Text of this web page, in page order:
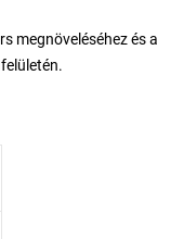
megnöveléséhez és a